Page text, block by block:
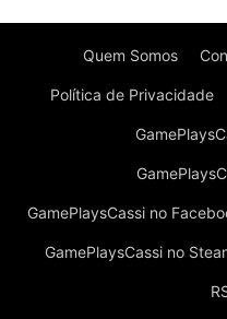
Quem Somos
Política de Privacidade
GamePlaysCassi no
GamePlaysCassi no